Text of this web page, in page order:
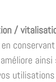
/